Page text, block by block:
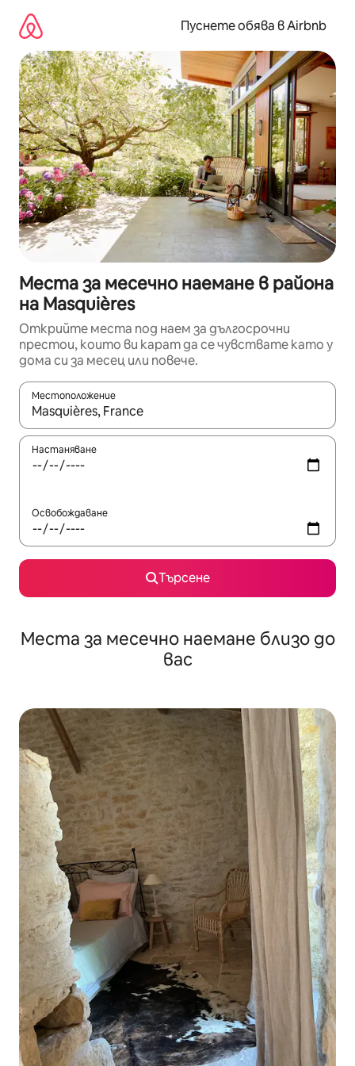
съдържанието
Пуснете обява в Airbnb
Места за месечно наемане в района
на Masquières
Открийте места под наем за дългосрочни
престои, които ви карат да се чувствате като у
дома си за месец или повече.
Местоположение
Когато резултатите се покажат, използвайте
Настаняване
Освобождаване
Търсене
Места за месечно наемане близо до
вас